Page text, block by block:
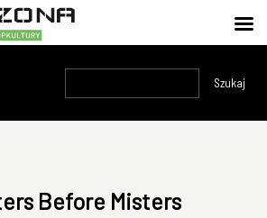
Szukaj
Before Misters